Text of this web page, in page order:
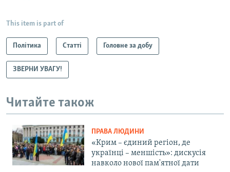
This item is part of
Політика Статті Головне за добу
ЗВЕРНИ УВАГУ!
Читайте також
ПРАВА ЛЮДИНИ
«Крим – єдиний регіон, де
українці – меншість»: дискусія
навколо нової пам'ятної дати